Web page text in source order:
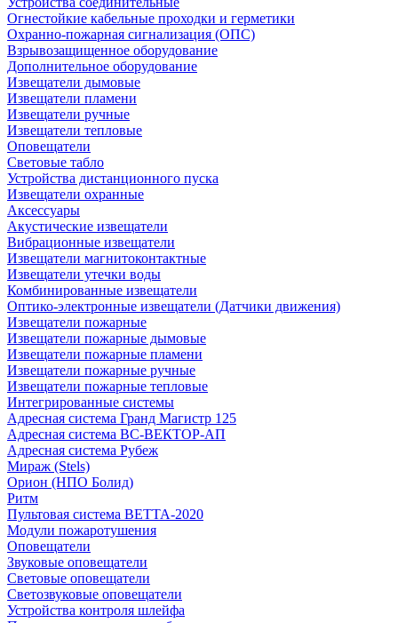
Огнестойкие кабельные проходки и герметики
Охранно-пожарная сигнализация (ОПС)
Взрывозащищенное оборудование
Дополнительное оборудование
Извещатели дымовые
Извещатели пламени
Извещатели ручные
Извещатели тепловые
Оповещатели
Световые табло
Устройства дистанционного пуска
Извещатели охранные
Аксессуары
Акустические извещатели
Вибрационные извещатели
Извещатели магнитоконтактные
Извещатели утечки воды
Комбинированные извещатели
Оптико-электронные извещатели (Датчики движения)
Извещатели пожарные
Извещатели пожарные дымовые
Извещатели пожарные пламени
Извещатели пожарные ручные
Извещатели пожарные тепловые
Интегрированные системы
Адресная система Гранд Магистр 125
Адресная система ВС-ВЕКТОР-АП
Адресная система Рубеж
Мираж (Stels)
Орион (НПО Болид)
Ритм
Пультовая система ВЕТТА-2020
Модули пожаротушения
Оповещатели
Звуковые оповещатели
Световые оповещатели
Светозвуковые оповещатели
Устройства контроля шлейфа